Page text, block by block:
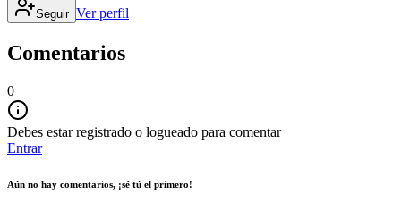
Seguir Ver perfil
Comentarios
0
Debes estar registrado o logueado para comentar
Entrar
Aún no hay comentarios, ¡sé tú el primero!